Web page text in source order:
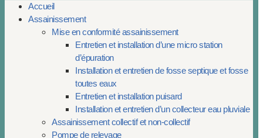
Accueil
Assainissement
Mise en conformité assainissement
Entretien et installation d’une micro station
d’épuration
Installation et entretien de fosse septique et fosse
toutes eaux
Entretien et installation puisard
Installation et entretien d’un collecteur eau pluviale
Assainissement collectif et non-collectif
Pompe de relevage